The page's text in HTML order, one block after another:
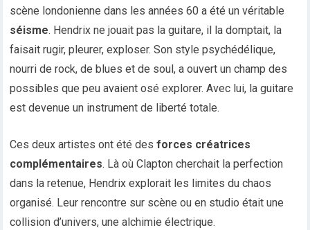
scène londonienne dans les années 60 a été un véritable
séisme. Hendrix ne jouait pas la guitare, il la domptait, la
faisait rugir, pleurer, exploser. Son style psychédélique,
nourri de rock, de blues et de soul, a ouvert un champ des
possibles que peu avaient osé explorer. Avec lui, la guitare
est devenue un instrument de liberté totale.
Ces deux artistes ont été desforces créatrices
complémentaires. Là où Clapton cherchait la perfection
dans la retenue, Hendrix explorait les limites du chaos
organisé. Leur rencontre sur scène ou en studio était une
collision d’univers, une alchimie électrique.